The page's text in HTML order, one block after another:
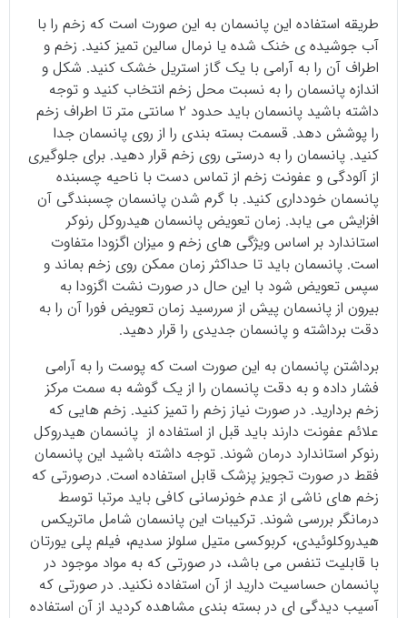
طریقه استفاده این پانسمان به این صورت است که زخم را با
آب جوشیده ی خنک شده یا نرمال سالین تمیز کنید. زخم و
اطراف آن را به آرامی با یک گاز استریل خشک کنید. شکل و
اندازه پانسمان را به نسبت محل زخم انتخاب کنید و توجه
داشته باشید پانسمان باید حدود 2 سانتی متر تا اطراف زخم
را پوشش دهد. قسمت بسته بندی را از روی پانسمان جدا
کنید. پانسمان را به درستی روی زخم قرار دهید. برای جلوگیری
از آلودگی و عفونت زخم از تماس دست با ناحیه چسبنده
پانسمان خودداری کنید. با گرم شدن پانسمان چسبندگی آن
افزایش می یابد. زمان تعویض پانسمان هیدروکل رنوکر
استاندارد بر اساس ویژگی های زخم و میزان اگزودا متفاوت
است. پانسمان باید تا حداکثر زمان ممکن روی زخم بماند و
سپس تعویض شود با این حال در صورت نشت اگزودا به
بیرون از پانسمان پیش از سررسید زمان تعویض فورا آن را به
دقت برداشته و پانسمان جدیدی را قرار دهید.
برداشتن پانسمان به این صورت است که پوست را به آرامی
فشار داده و به دقت پانسمان را از یک گوشه به سمت مرکز
زخم بردارید. در صورت نیاز زخم را تمیز کنید. زخم هایی که
علائم عفونت دارند باید قبل از استفاده از پانسمان هیدروکل
رنوکر استاندارد درمان شوند. توجه داشته باشید این پانسمان
فقط در صورت تجویز پزشک قابل استفاده است. درصورتی که
زخم های ناشی از عدم خونرسانی کافی باید مرتبا توسط
درمانگر بررسی شوند. ترکیبات این پانسمان شامل ماتریکس
هیدروکلوئیدی، کربوکسی متیل سلولز سدیم، فیلم پلی یورتان
با قابلیت تنفس می باشد، در صورتی که به مواد موجود در
پانسمان حساسیت دارید از آن استفاده نکنید. در صورتی که
آسیب دیدگی ای در بسته بندی مشاهده کردید از آن استفاده